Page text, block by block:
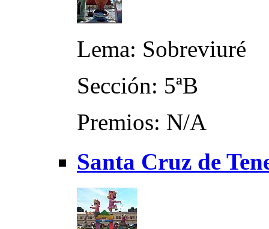
Lema: Sobreviuré
Sección: 5ªB
Premios: N/A
Santa Cruz de